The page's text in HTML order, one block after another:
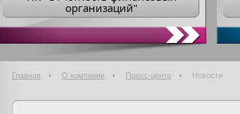
организаций"
Главная О компании Пресс-центр Новости